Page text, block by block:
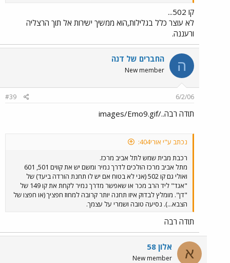
קו 502...
לא עוצר כלל בגלילות,הוא ממשיך ישירות אל תוך הרצליה
ורעננה.
ה החברים של דנה
New member
6/2/06
#39
תודה רבה../images/Emo9.gif
נכתב ע"י אורי404:
רכבת מבית שמש לתל אביב מרכז.
מתל אביב מרכז הולכים לדרך נמיר ומשם יש את קווים 501, 601
ואולי גם קו 502 (אני לא בטוח אם יש לו תחנת הורדה ביעד) של
"אגד" ליד הרב מכר או שאפשר מדרך נמיר לקחת את קו 149 של
"דן". מומלץ לבדוק איזו תחנה יותר קרובה למחוז חפציך (או חפצו של
הצבא...). נסיעה טובה ושמרי על עצמך.
תודה רבה
א אלון 58
New member